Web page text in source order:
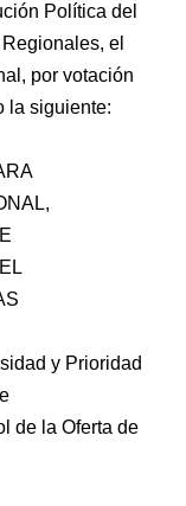
Política del
el
por votación
la siguiente:
y Prioridad
de la Oferta de